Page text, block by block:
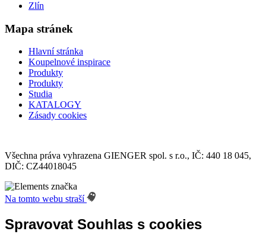
Zlín
Mapa stránek
Hlavní stránka
Koupelnové inspirace
Produkty
Produkty
Studia
KATALOGY
Zásady cookies
Všechna práva vyhrazena GIENGER spol. s r.o., IČ: 440 18 045,
DIČ: CZ44018045
Na tomto webu straší
Spravovat Souhlas s cookies